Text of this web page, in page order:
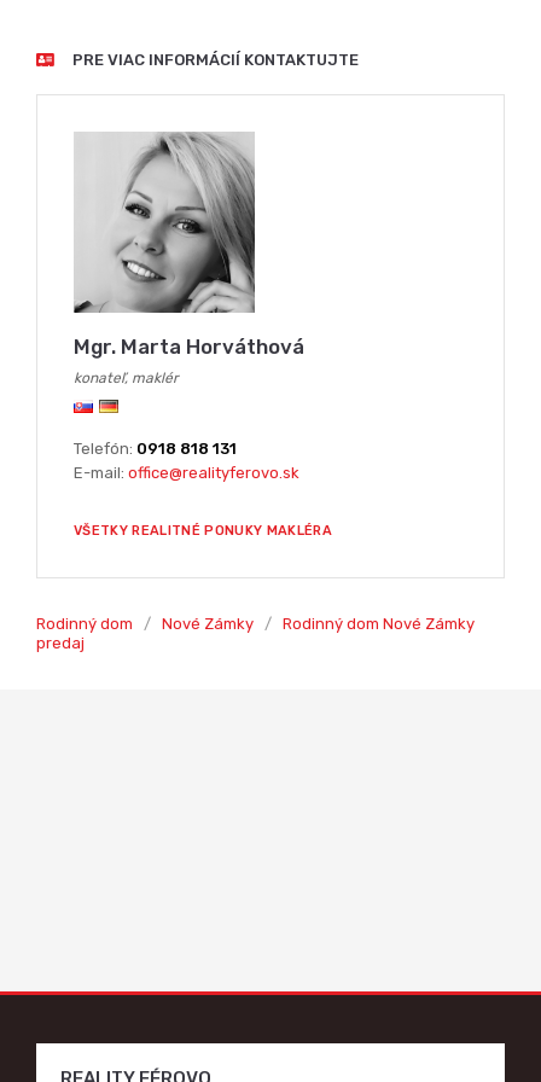
PRE VIAC INFORMÁCIÍ KONTAKTUJTE
Mgr. Marta Horváthová
konateľ, maklér
Telefón: 0918 818 131
E-mail: office@realityferovo.sk
VŠETKY REALITNÉ PONUKY MAKLÉRA
Rodinný dom / Nové Zámky / Rodinný dom Nové Zámky
predaj